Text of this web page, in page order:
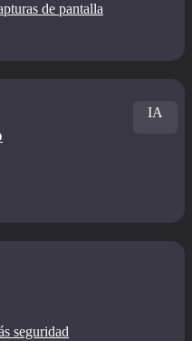
de pantalla
IA
seguridad